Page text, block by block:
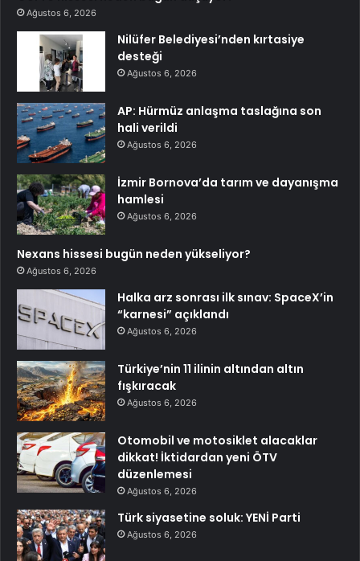
Ağustos 6, 2026
Nilüfer Belediyesi’nden kırtasiye
desteği
Ağustos 6, 2026
AP: Hürmüz anlaşma taslağına son
hali verildi
Ağustos 6, 2026
İzmir Bornova’da tarım ve dayanışma
hamlesi
Ağustos 6, 2026
Nexans hissesi bugün neden yükseliyor?
Ağustos 6, 2026
Halka arz sonrası ilk sınav: SpaceX’in
“karnesi” açıklandı
Ağustos 6, 2026
Türkiye’nin 11 ilinin altından altın
fışkıracak
Ağustos 6, 2026
Otomobil ve motosiklet alacaklar
dikkat! İktidardan yeni ÖTV
düzenlemesi
Ağustos 6, 2026
Türk siyasetine soluk: YENİ Parti
Ağustos 6, 2026